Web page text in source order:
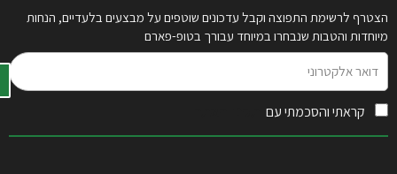
הצטרף לרשימת התפוצה וקבל עדכונים שוטפים על מבצעים בלעדיים, הנחות
מיוחדות והטבות שנבחרו במיוחד עבורך בטופ-פארם
אלקטרוני
קראתי והסכמתי עם